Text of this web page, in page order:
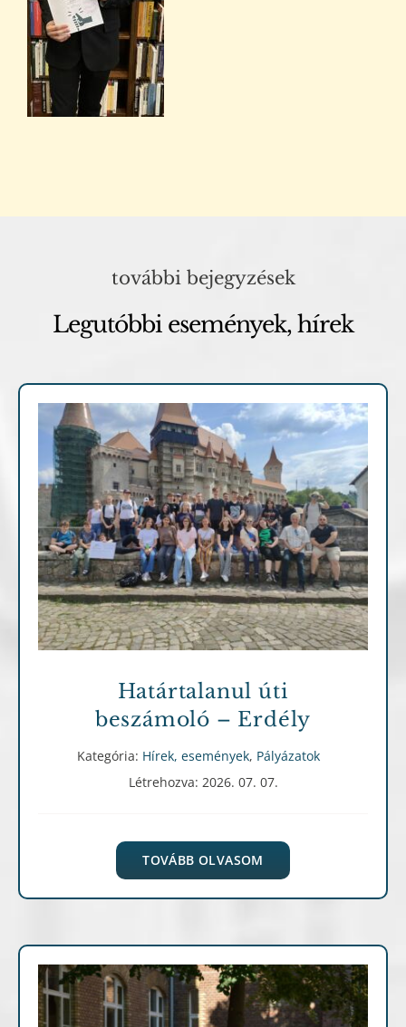
további bejegyzések
Legutóbbi események, hírek
Hírek, események Pályázatok
Határtalanul úti
beszámoló – Erdély
Kategória: Hírek, események, Pályázatok
Létrehozva: 2026. 07. 07.
TOVÁBB OLVASOM